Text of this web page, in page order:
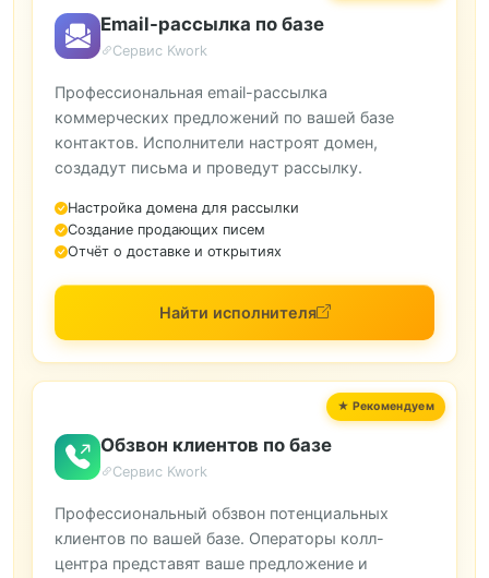
Email-рассылка по базе
Сервис Kwork
Профессиональная email-рассылка
коммерческих предложений по вашей базе
контактов. Исполнители настроят домен,
создадут письма и проведут рассылку.
Настройка домена для рассылки
Создание продающих писем
Отчёт о доставке и открытиях
Найти исполнителя
Обзвон клиентов по базе
Сервис Kwork
Профессиональный обзвон потенциальных
клиентов по вашей базе. Операторы колл-
центра представят ваше предложение и